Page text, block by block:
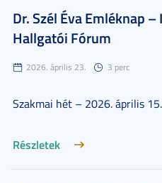
Dr. Szél Éva Emléknap
Hallgatói Fórum
2026. április 23. 3 perc
Szakmai hét – 2026. április 15.
Részletek